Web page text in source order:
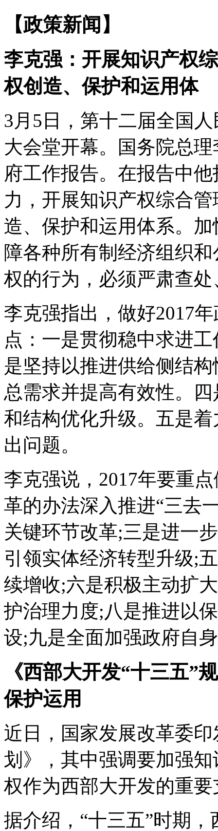
【政策新闻】
李克强：开展知识产权
权创造、保护和运用体
3月5日，第十二届全国
大会堂开幕。国务院总
府工作报告。在报告中
力，开展知识产权综合
造、保护和运用体系。
障各种所有制经济组织
权的行为，必须严肃查
李克强指出，做好2017
点：一是贯彻稳中求进
是坚持以推进供给侧结
总需求并提高有效性。
和结构优化升级。五是
出问题。
李克强说，2017年要重
革的办法深入推进“三去
关键环节改革;三是进一
引领实体经济转型升级;
续增收;六是积极主动扩
护治理力度;八是推进以
设;九是全面加强政府自
《西部大开发“十三五”
保护运用
近日，国家发展改革委
划》，其中强调要加强
权作为西部大开发的重要
据介绍，“十三五”时期